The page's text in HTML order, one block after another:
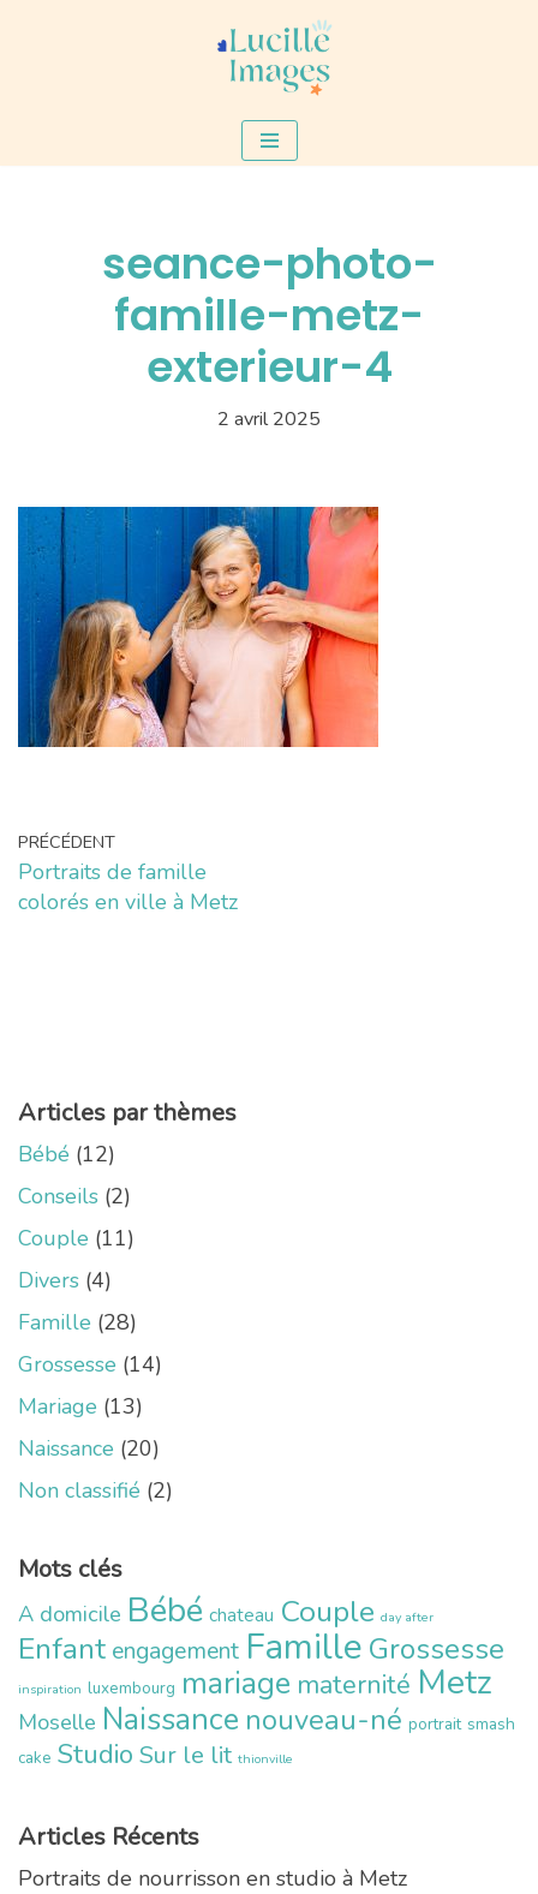
seance-photo-
famille-metz-
exterieur-4
2 avril 2025
PRÉCÉDENT
Portraits de famille
colorés en ville à Metz
Articles par thèmes
Bébé (12)
Conseils (2)
Couple (11)
Divers (4)
Famille (28)
Grossesse (14)
Mariage (13)
Naissance (20)
Non classifié (2)
Mots clés
A domicile Bébé chateau Couple day after
Enfant engagement Famille Grossesse
inspiration luxembourg mariage maternité Metz
Moselle Naissance nouveau-né portrait smash
cake Studio Sur le lit thionville
Articles Récents
Portraits de nourrisson en studio à Metz